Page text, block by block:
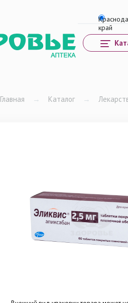
Главная → Каталог →